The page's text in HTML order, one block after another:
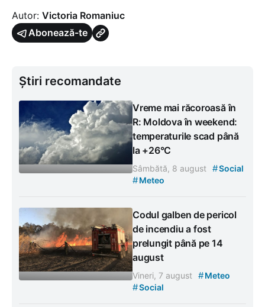
Autor: Victoria Romaniuc
Abonează-te
Știri recomandate
Vreme mai răcoroasă în
R: Moldova în weekend:
temperaturile scad până
la +26°C
Sâmbătă, 8 august #Social
#Meteo
Codul galben de pericol
de incendiu a fost
prelungit până pe 14
august
Vineri, 7 august #Meteo
#Social